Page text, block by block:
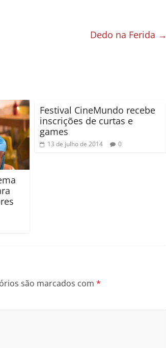
Dedo na Ferida →
Festival CineMundo recebe
inscrições de curtas e
games
13 de julho de 2014 0
são marcados com *